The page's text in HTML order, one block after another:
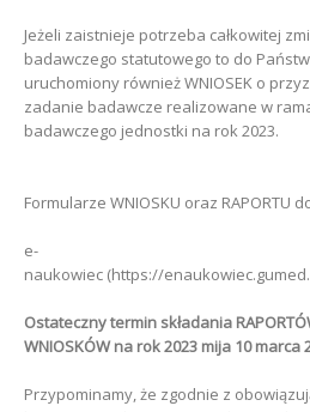
Jeżeli zaistnieje potrzeba całkowitej
badawczego statutowego to do
uruchomiony również WNIOSEK o
zadanie badawcze realizowane w
badawczego jednostki na rok 2023.
Formularze WNIOSKU oraz RAPORTU
e-
naukowiec (https://
Ostateczny termin składania
WNIOSKÓW na rok 2023 mija 10 marca
Przypominamy, że zgodnie z